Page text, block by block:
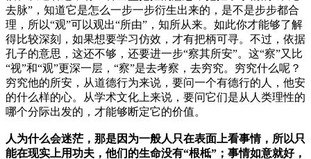
去脉”，知道它是怎么一步一步衍生出来的，是不是步步都合
理，所以“观”可以观出“所由”，知所从来。如此你才能够了解
得比较深刻，如果想要学习仿效，才有把柄可寻。不过，依据
孔子的意思，这还不够，还要进一步“察其所安”。这“察”又比
“视”和“观”更深一层，“察”是去考察，去穷究。穷究什么呢？
穷究他的所安，从道德行为来说，要问一个有德行的人，他安
的什么样的心。从学术文化上来说，要问它们是从人类理性的
哪个分际出发的，才能够断定它的价值。
人为什么会迷茫，那是因为一般人只在表面上看事情，所以只
能在现实上用功夫，他们的生命没有“根柢”；事情如意就好，